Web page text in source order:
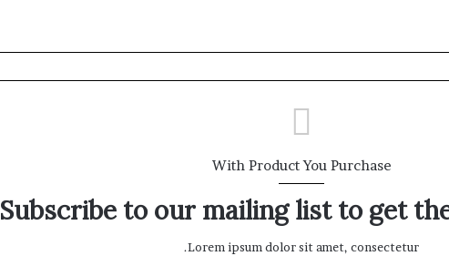
With Product You Purchase
Subscribe to our mailing list to get
Lorem ipsum dolor sit amet, consectetur.